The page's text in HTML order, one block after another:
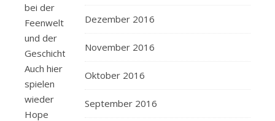
bei der
Feenwelt
und der
Geschichtenspringer.
Auch hier
spielen
wieder
Hope
Dezember 2016
November 2016
Oktober 2016
September 2016